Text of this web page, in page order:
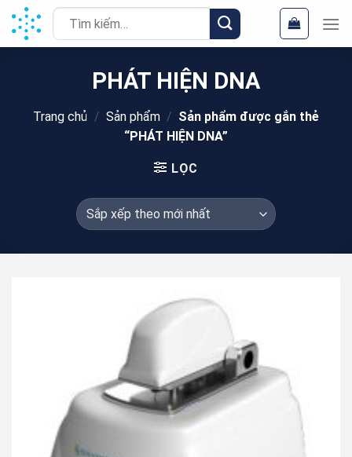
Chuyển
đến
nội
Tìm
kiếm:
PHÁT HIỆN DNA
Trang chủ / Sản phẩm / Sản phẩm được gắn thẻ
“PHÁT HIỆN DNA”
LỌC